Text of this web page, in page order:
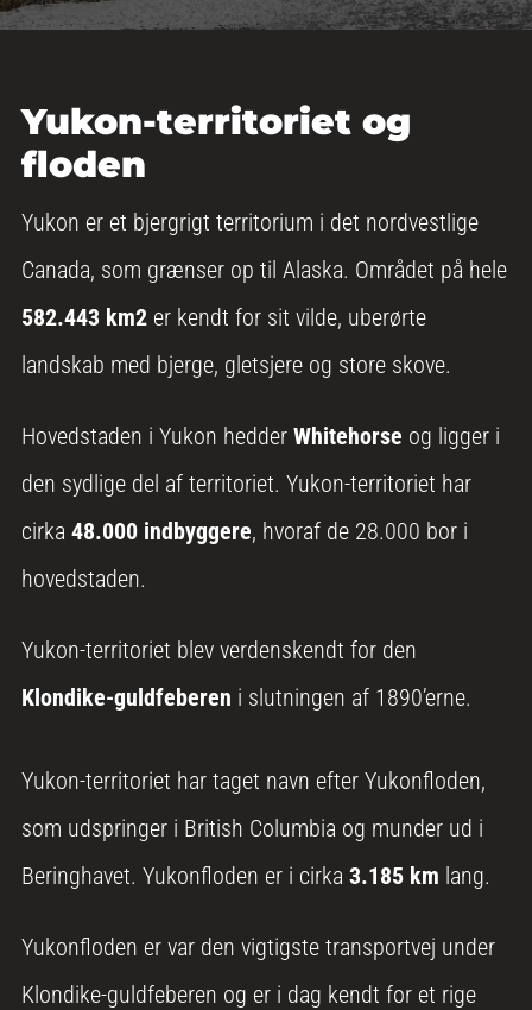
Yukon-territoriet og
floden
Yukon er et bjergrigt territorium i det nordvestlige
Canada, som grænser op til Alaska. Området på hele
582.443 km2er kendt for sit vilde, uberørte
landskab med bjerge, gletsjere og store skove.
Hovedstaden i Yukon hedder Whitehorse og ligger i
den sydlige del af territoriet. Yukon-territoriet har
cirka 48.000 indbyggere, hvoraf de 28.000 bor i
hovedstaden.
Yukon-territoriet blev verdenskendt for den
Klondike-guldfeberen i slutningen af 1890’erne.
Yukon-territoriet har taget navn efter Yukonfloden,
som udspringer i British Columbia og munder ud i
Beringhavet. Yukonfloden er i cirka 3.185 km lang.
Yukonfloden er var den vigtigste transportvej under
Klondike-guldfeberen og er i dag kendt for et rige